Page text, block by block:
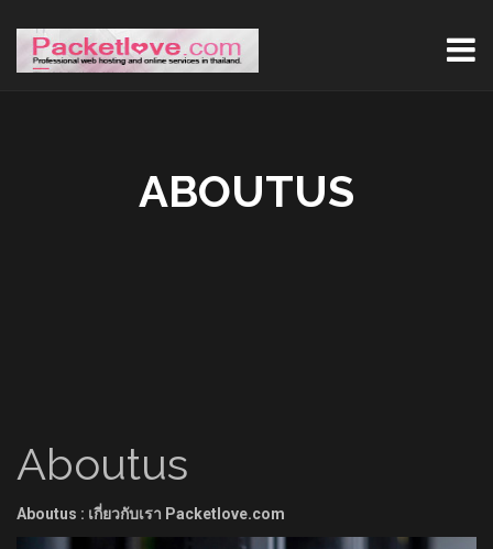
ABOUTUS
Aboutus
Aboutus : เกี่ยวกับเรา Packetlove.com